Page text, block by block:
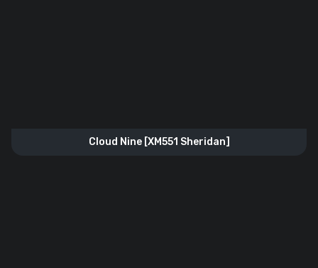
Cloud Nine [XM551 Sheridan]